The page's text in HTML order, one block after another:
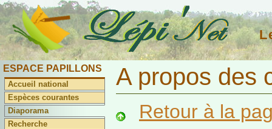
ESPACE PAPILLONS
Accueil national
Espèces courantes
Diaporama
Recherche
A propos des
Retour à la